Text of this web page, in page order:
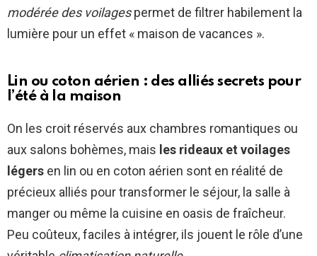
modérée des voilagespermet de filtrer habilement la
lumière pour un effet « maison de vacances ».
Lin ou coton aérien : des alliés secrets pour
l’été à la maison
On les croit réservés aux chambres romantiques ou
aux salons bohèmes, mais les rideaux et voilages
légers en lin ou en coton aérien sont en réalité de
précieux alliés pour transformer le séjour, la salle à
manger ou même la cuisine en oasis de fraîcheur.
Peu coûteux, faciles à intégrer, ils jouent le rôle d’une